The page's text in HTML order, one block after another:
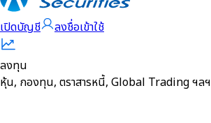
เปิดบัญชี ลงชื่อเข้าใช้
ลงทุน
หุ้น, กองทุน, ตราสารหนี้, Global Trading ฯลฯ